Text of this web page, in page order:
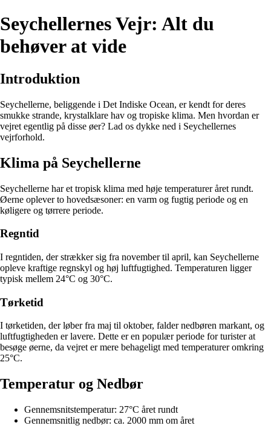
Seychellernes Vejr: Alt du
behøver at vide
Introduktion
Seychellerne, beliggende i Det Indiske Ocean, er kendt for deres
smukke strande, krystalklare hav og tropiske klima. Men hvordan er
vejret egentlig på disse øer? Lad os dykke ned i Seychellernes
vejrforhold.
Klima på Seychellerne
Seychellerne har et tropisk klima med høje temperaturer året rundt.
Øerne oplever to hovedsæsoner: en varm og fugtig periode og en
køligere og tørrere periode.
Regntid
I regntiden, der strækker sig fra november til april, kan Seychellerne
opleve kraftige regnskyl og høj luftfugtighed. Temperaturen ligger
typisk mellem 24°C og 30°C.
Tørketid
I tørketiden, der løber fra maj til oktober, falder nedbøren markant, og
luftfugtigheden er lavere. Dette er en populær periode for turister at
besøge øerne, da vejret er mere behageligt med temperaturer omkring
25°C.
Temperatur og Nedbør
Gennemsnitstemperatur: 27°C året rundt
Gennemsnitlig nedbør: ca. 2000 mm om året